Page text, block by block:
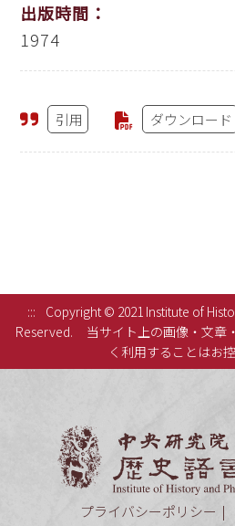
出版時間：
1974
引用 ダウンロード
:::
Copyright © 2021 Institute of
Reserved.
当サイト上の画像・文章
く利用することはお
プライバシーポリシー